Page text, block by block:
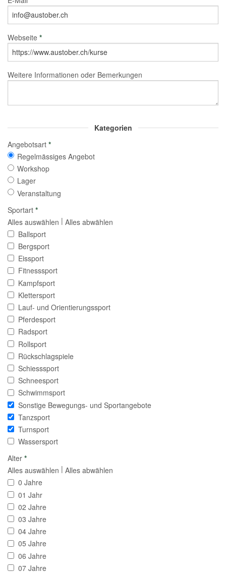
Webseite *
Weitere Informationen oder Bemerkungen
Kategorien
Angebotsart *
Regelmässiges Angebot
Workshop
Lager
Veranstaltung
Sportart *
Alles auswählen | Alles abwählen
Ballsport
Bergsport
Eissport
Fitnesssport
Kampfsport
Klettersport
Lauf- und Orientierungssport
Pferdesport
Radsport
Rollsport
Rückschlagspiele
Schiesssport
Schneesport
Schwimmsport
Sonstige Bewegungs- und Sportangebote
Tanzsport
Turnsport
Wassersport
Alter *
Alles auswählen | Alles abwählen
0 Jahre
01 Jahr
02 Jahre
03 Jahre
04 Jahre
05 Jahre
06 Jahre
07 Jahre